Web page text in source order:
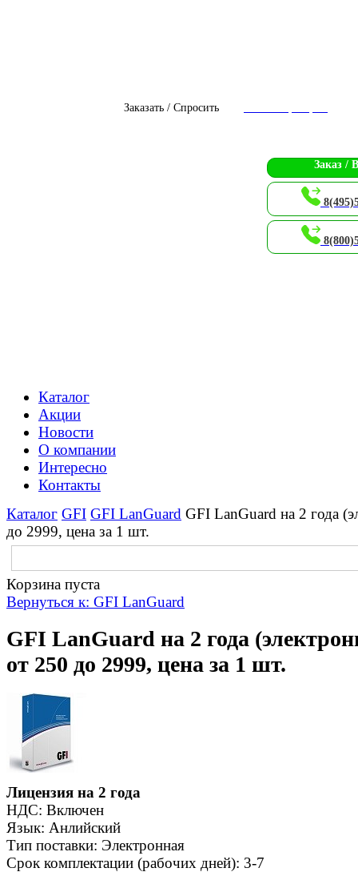
Заказать / Спросить
Заказ /
Каталог
Акции
Новости
О компании
Интересно
Контакты
Каталог GFI GFI LanGuard GFI LanGuard на 2 года
до 2999, цена за 1 шт.
Корзина пуста
Вернуться к: GFI LanGuard
GFI LanGuard на 2 года
от 250 до 2999, цена за 1 шт.
Лицензия на 2 года
НДС: Включен
Язык: Анлийский
Тип поставки: Электронная
Срок комплектации (рабочих дней): 3-7